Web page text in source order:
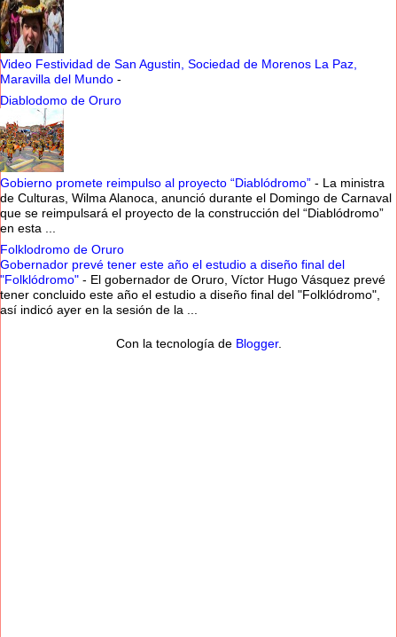
Video Festividad de San Agustin, Sociedad de Morenos La Paz,
Maravilla del Mundo -
Diablodomo de Oruro
Gobierno promete reimpulso al proyecto “Diablódromo” - La ministra
de Culturas, Wilma Alanoca, anunció durante el Domingo de Carnaval
que se reimpulsará el proyecto de la construcción del “Diablódromo”
en esta ...
Folklodromo de Oruro
Gobernador prevé tener este año el estudio a diseño final del
"Folklódromo" - El gobernador de Oruro, Víctor Hugo Vásquez prevé
tener concluido este año el estudio a diseño final del "Folklódromo",
así indicó ayer en la sesión de la ...
Con la tecnología de Blogger.